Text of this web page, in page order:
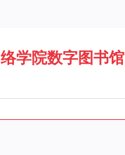
学院数字图书馆